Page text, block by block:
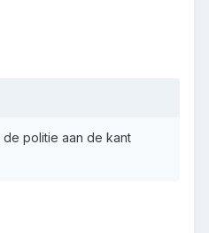
politie aan de kant